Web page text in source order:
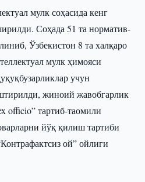
мулк соҳасида кенг
Соҳада 51 та норматив-
Ўзбекистон 8 та халқаро
мулк ҳимояси
учун
жиноий жавобгарлик
officio” тартиб-таомили
йўқ қилиш тартиби
ой” ойлиги